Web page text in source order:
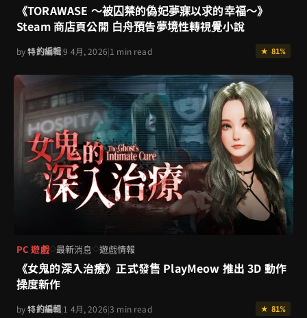
《TORAWASE ～被囚禁的偽妃夢寐以求的幸福～》
Steam 商店頁公開 白舟預告夢境性轉視覺小說
by特約編輯|9 4月, 2026|1 min read ★ 81%
PC 遊戲◇最新消息◇遊戲情報
《女鬼的深入治療》正式發售 PlayMeow 推出 3D 動作
操度新作
by特約編輯|1 4月, 2026|3 min read ★ 81%